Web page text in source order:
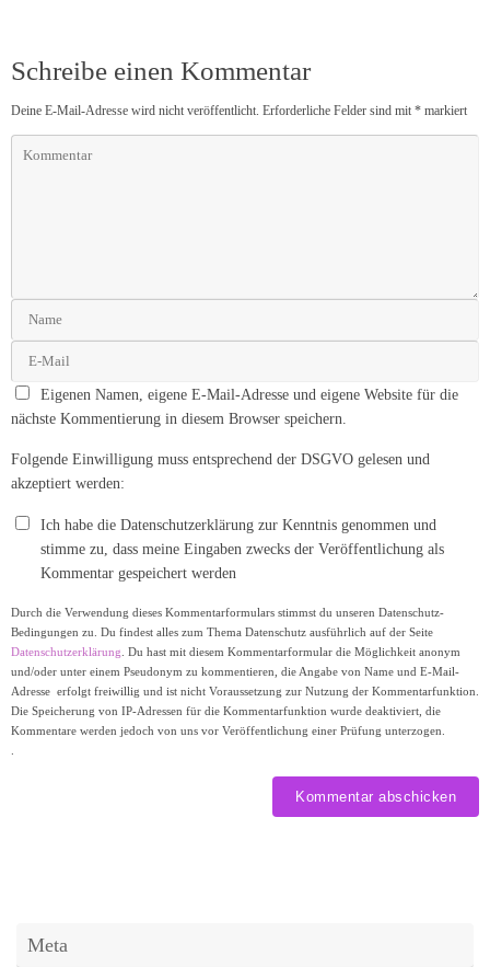
Schreibe einen Kommentar
Deine E-Mail-Adresse wird nicht veröffentlicht. Erforderliche Felder sind mit * markiert
Eigenen Namen, eigene E-Mail-Adresse und eigene Website für die
nächste Kommentierung in diesem Browser speichern.
Folgende Einwilligung muss entsprechend der DSGVO gelesen und
akzeptiert werden:
Ich habe die Datenschutzerklärung zur Kenntnis genommen und
stimme zu, dass meine Eingaben zwecks der Veröffentlichung als
Kommentar gespeichert werden
Durch die Verwendung dieses Kommentarformulars stimmst du unseren Datenschutz-
Bedingungen zu. Du findest alles zum Thema Datenschutz ausführlich auf der Seite
Datenschutzerklärung . Du hast mit diesem Kommentarformular die Möglichkeit anonym
und/oder unter einem Pseudonym zu kommentieren, die Angabe von Name und E-Mail-
Adresse erfolgt freiwillig und ist nicht Voraussetzung zur Nutzung der Kommentarfunktion.
Die Speicherung von IP-Adressen für die Kommentarfunktion wurde deaktiviert, die
Kommentare werden jedoch von uns vor Veröffentlichung einer Prüfung unterzogen.
Meta